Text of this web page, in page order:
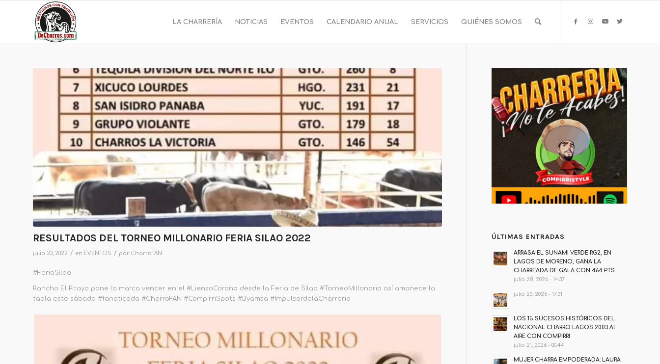
LA CHARRERÍA NOTICIAS EVENTOS CALENDARIO ANUAL SERVICIOS QUIÉNES SOMOS
RESULTADOS DEL TORNEO MILLONARIO FERIA SILAO 2022
julio 23, 2022 / en EVENTOS / por CharroFAN
#FeriaSilao
Rancho El Pitayo pone la marca vencer en el #LienzoCorona desde la Feria de Silao #TorneoMillonario así amanece la
tabla este sábado #fanaticada #CharroFAN #CompirriSpots #Byamsa #ImpulsordelaCharreria
ÚLTIMAS ENTRADAS
ARRASA EL SUNAMI VERDE RG2, EN
LAGOS DE MORENO, GANA LA
CHARREADA DE GALA CON 464 PTS.
julio 28, 2026 - 14:37
julio 23, 2026 - 17:31
LOS 15 SUCESOS HISTÓRICOS DEL
NACIONAL CHARRO LAGOS 2003 Al
AIRE CON COMPIRRI
julio 21, 2026 - 00:44
MUJER CHARRA EMPODERADA: LAURA